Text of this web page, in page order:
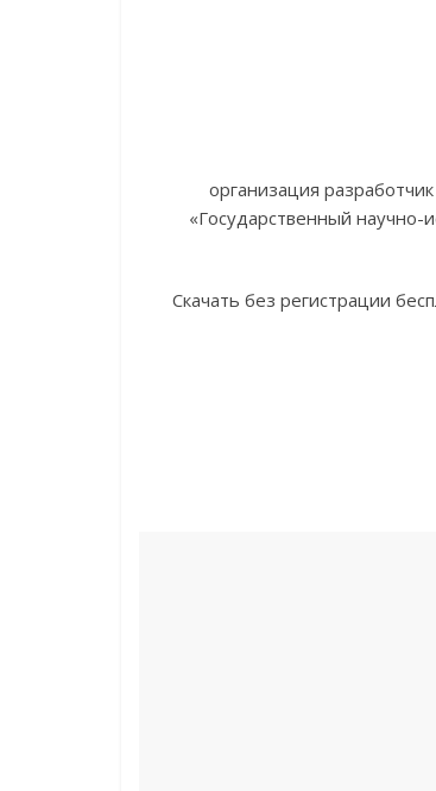
организация
«Государственный научно-
Скачать без регистрации